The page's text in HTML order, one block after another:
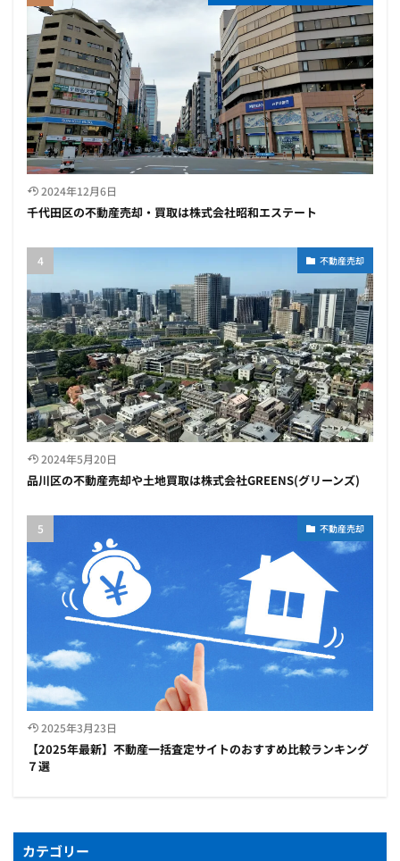
2024年12月6日
千代田区の不動産売却・買取は株式会社昭和エステート
不動産売却
2024年5月20日
品川区の不動産売却や土地買取は株式会社GREENS(グリーンズ)
不動産売却
2025年3月23日
【2025年最新】不動産一括査定サイトのおすすめ比較ランキング
７選
カテゴリー